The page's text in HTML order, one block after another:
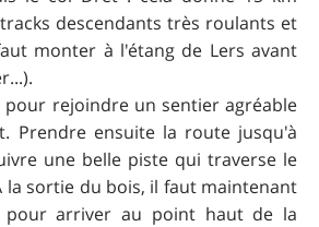
descendants très roulants et
monter à l'étang de Lers avant
pour rejoindre un sentier agréable
Prendre ensuite la route jusqu'à
une belle piste qui traverse le
la sortie du bois, il faut maintenant
pour arriver au point haut de la